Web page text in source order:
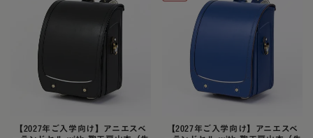
【2027年ご入学向け】アニエスベ
【2027年ご入学向け】アニエスベ